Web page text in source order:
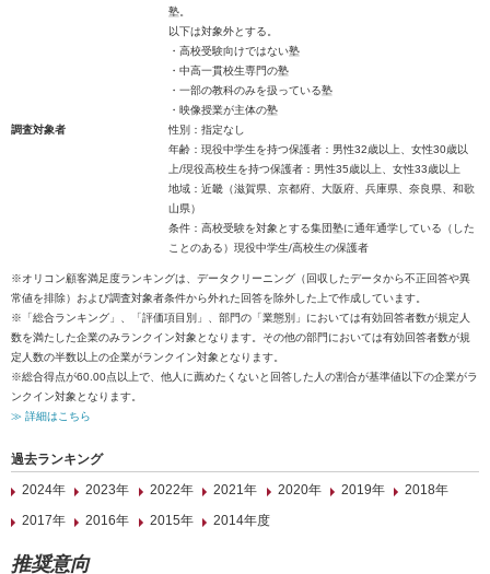
塾。
以下は対象外とする。
・高校受験向けではない塾
・中高一貫校生専門の塾
・一部の教科のみを扱っている塾
・映像授業が主体の塾
調査対象者
性別：指定なし
年齢：現役中学生を持つ保護者：男性32歳以上、女性30歳以
上/現役高校生を持つ保護者：男性35歳以上、女性33歳以上
地域：近畿（滋賀県、京都府、大阪府、兵庫県、奈良県、和歌
山県）
条件：高校受験を対象とする集団塾に通年通学している（した
ことのある）現役中学生/高校生の保護者
※オリコン顧客満足度ランキングは、データクリーニング（回収したデータから不正回答や異
常値を排除）および調査対象者条件から外れた回答を除外した上で作成しています。
※「総合ランキング」、「評価項目別」、部門の「業態別」においては有効回答者数が規定人
数を満たした企業のみランクイン対象となります。その他の部門においては有効回答者数が規
定人数の半数以上の企業がランクイン対象となります。
※総合得点が60.00点以上で、他人に薦めたくないと回答した人の割合が基準値以下の企業がラ
ンクイン対象となります。
≫ 詳細はこちら
過去ランキング
2024年
2023年 2022年 2021年 2020年 2019年
2018年
2017年
2016年 2015年 2014年度
推奨意向